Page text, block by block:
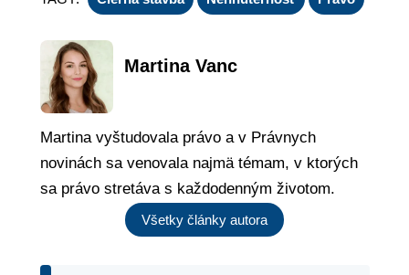
Martina Vanc
Martina vyštudovala právo a v Právnych
novinách sa venovala najmä témam, v ktorých
sa právo stretáva s každodenným životom.
Všetky články autora